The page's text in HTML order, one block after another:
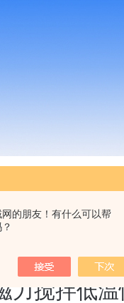
的朋友！有什么可以帮
干燥仪
力搅拌低